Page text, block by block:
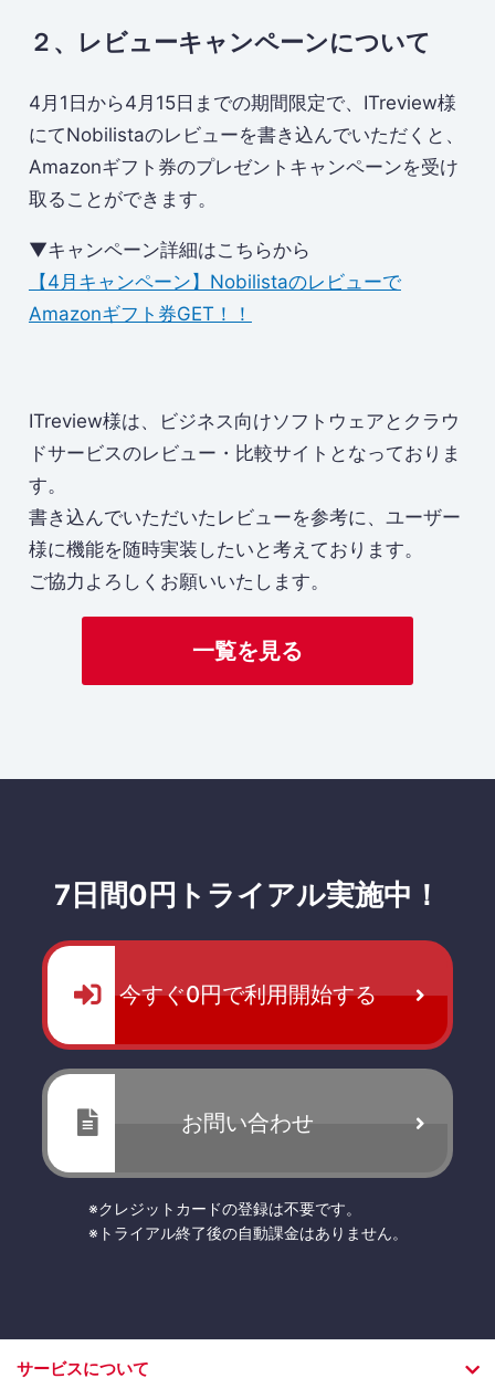
２、レビューキャンペーンについて
4月1日から4月15日までの期間限定で、ITreview様
にてNobilistaのレビューを書き込んでいただくと、
Amazonギフト券のプレゼントキャンペーンを受け
取ることができます。
▼キャンペーン詳細はこちらから
【4月キャンペーン】Nobilistaのレビューで
Amazonギフト券GET！！
ITreview様は、ビジネス向けソフトウェアとクラウ
ドサービスのレビュー・比較サイトとなっておりま
す。
書き込んでいただいたレビューを参考に、ユーザー
様に機能を随時実装したいと考えております。
ご協力よろしくお願いいたします。
一覧を見る
7日間0円トライアル実施中！
今すぐ0円で利用開始する
お問い合わせ
※クレジットカードの登録は不要です。
※トライアル終了後の自動課金はありません。
サービスについて